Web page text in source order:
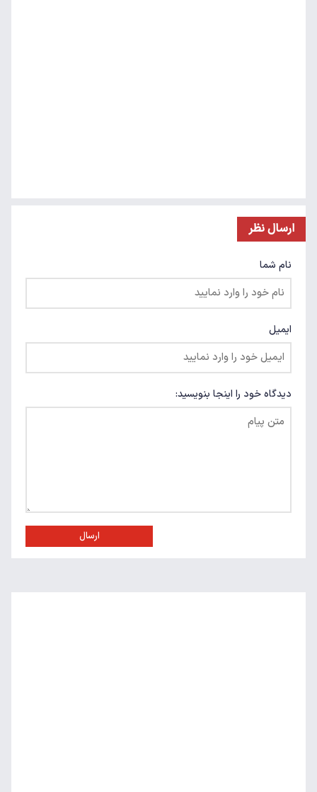
ارسال نظر
نام شما
ایمیل
دیدگاه خود را اینجا بنویسید:
ارسال